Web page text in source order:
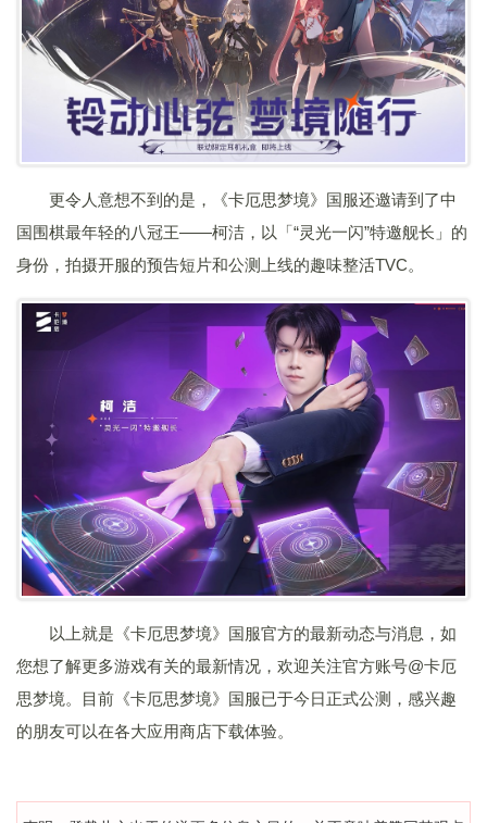
更令人意想不到的是，《卡厄思梦境》国服还邀请到了中
国围棋最年轻的八冠王——柯洁，以「“灵光一闪”特邀舰长」的
身份，拍摄开服的预告短片和公测上线的趣味整活TVC。
以上就是《卡厄思梦境》国服官方的最新动态与消息，如
您想了解更多游戏有关的最新情况，欢迎关注官方账号@卡厄
思梦境。目前《卡厄思梦境》国服已于今日正式公测，感兴趣
的朋友可以在各大应用商店下载体验。